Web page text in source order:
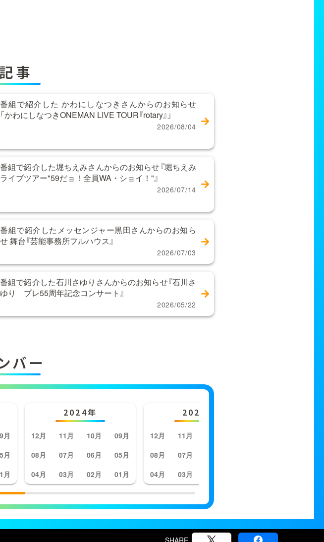
事
番組で紹介した かわにしなつきさんからのお知らせ
「かわにしなつきONEMAN LIVE TOUR『rotary』」
2026/08/04
番組で紹介した堀ちえみさんからのお知らせ『堀ちえみ
ライブツアー"59だョ！全員WA・ショイ！"』
2026/07/14
番組で紹介したメッセンジャー黒田さんからのお知ら
せ 舞台『芸能事務所フルハウス』
2026/07/03
番組で紹介した石川さゆりさんからのお知らせ『石川さ
ゆり プレ55周年記念コンサート』
2026/05/22
バー
月
月
月
2024年
12月 11月 10月
09月
08月
07月 06月
05月
04月
03月 02月 01月
2023年
12月 11月
08月
07月
04月
03月
SHARE